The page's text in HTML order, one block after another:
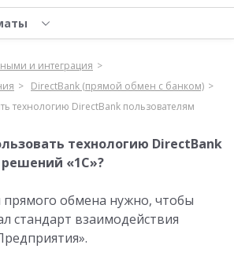
и интеграция
DirectBank (прямой обмен с банком)
технологию DirectBank пользователям
технологию DirectBank
«1С»?
обмена нужно, чтобы
стандарт взаимодействия